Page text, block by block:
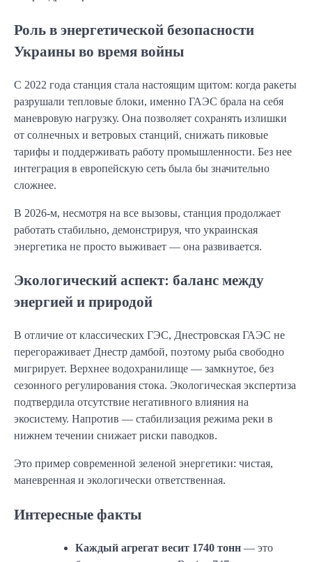
Роль в энергетической безопасности
Украины во время войны
С 2022 года станция стала настоящим щитом: когда ракеты
разрушали тепловые блоки, именно ГАЭС брала на себя
маневровую нагрузку. Она позволяет сохранять излишки
от солнечных и ветровых станций, снижать пиковые
тарифы и поддерживать работу промышленности. Без нее
интеграция в европейскую сеть была бы значительно
сложнее.
В 2026-м, несмотря на все вызовы, станция продолжает
работать стабильно, демонстрируя, что украинская
энергетика не просто выживает — она развивается.
Экологический аспект: баланс между
энергией и природой
В отличие от классических ГЭС, Днестровская ГАЭС не
перегораживает Днестр дамбой, поэтому рыба свободно
мигрирует. Верхнее водохранилище — замкнутое, без
сезонного регулирования стока. Экологическая экспертиза
подтвердила отсутствие негативного влияния на
экосистему. Напротив — стабилизация режима реки в
нижнем течении снижает риски паводков.
Это пример современной зеленой энергетики: чистая,
маневренная и экологически ответственная.
Интересные факты
Каждый агрегат весит 1740 тонн — это